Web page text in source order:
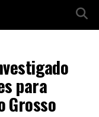
para
Grosso